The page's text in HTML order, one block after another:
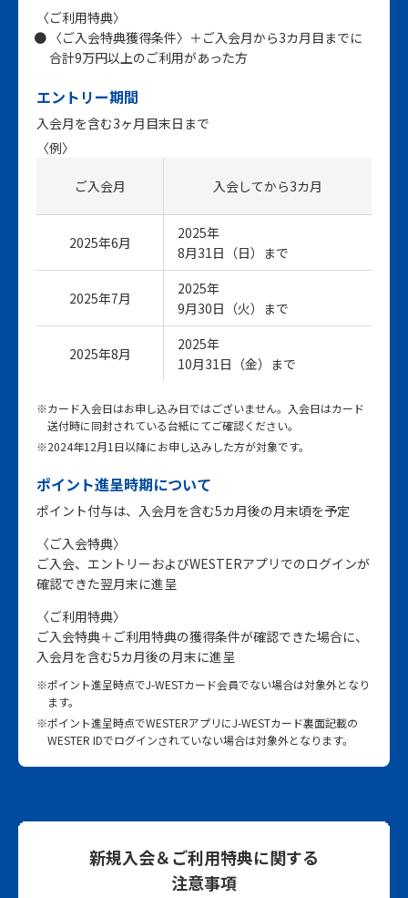
〈ご利用特典〉
〈ご入会特典獲得条件〉＋ご入会月から3カ月目までに
合計9万円以上のご利用があった方
エントリー期間
入会月を含む3ヶ月目末日まで
〈例〉
ご入会月 入会してから3カ月
2025年6月
2025年
8月31日（日）まで
2025年7月
2025年
9月30日（火）まで
2025年8月
2025年
10月31日（金）まで
※カード入会日はお申し込み日ではございません。入会日はカード
送付時に同封されている台紙にてご確認ください。
※2024年12月1日以降にお申し込みした方が対象です。
ポイント進呈時期について
ポイント付与は、入会月を含む5カ月後の月末頃を予定
〈ご入会特典〉
ご入会、エントリーおよびWESTERアプリでのログインが
確認できた翌月末に進呈
〈ご利用特典〉
ご入会特典＋ご利用特典の獲得条件が確認できた場合に、
入会月を含む5カ月後の月末に進呈
※ポイント進呈時点でJ-WESTカード会員でない場合は対象外となり
ます。
※ポイント進呈時点でWESTERアプリにJ-WESTカード裏面記載の
WESTER IDでログインされていない場合は対象外となります。
新規入会＆ご利用特典に関する
注意事項